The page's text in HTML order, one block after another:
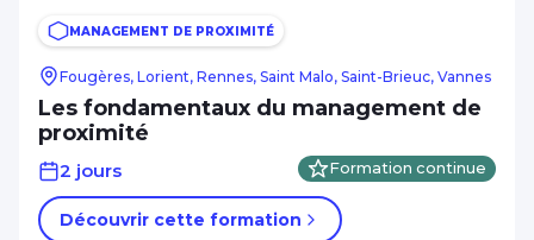
MANAGEMENT DE PROXIMITÉ
Fougères, Lorient, Rennes, Saint Malo, Saint-Brieuc, Vannes
Les fondamentaux du management de
proximité
2 jours Formation continue
Découvrir cette formation